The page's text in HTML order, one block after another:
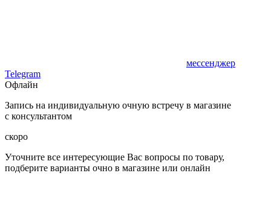
мессенджер
Telegram
Офлайн
Запись на индивидуальную очную встречу в магазине
с консультантом
скоро
Уточните все интересующие Вас вопросы по товару,
подберите варианты очно в магазине или онлайн